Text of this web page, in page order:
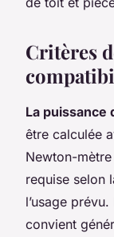
Critères
La puissance
être calculée
Newton-
requise selon
l’usage
convient